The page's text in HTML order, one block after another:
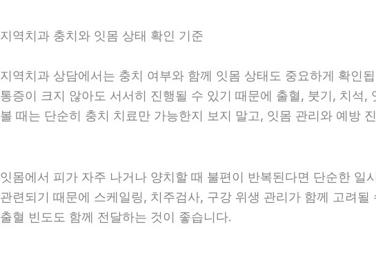
지역치과 충치와 잇몸 상태 확인 기준
지역치과 상담에서는 충치 여부와 함께 잇몸 상태도 중요하게 확인
통증이 크지 않아도 서서히 진행될 수 있기 때문에 출혈, 붓기, 치
볼 때는 단순히 충치 치료만 가능한지 보지 말고, 잇몸 관리와 예방
잇몸에서 피가 자주 나거나 양치할 때 불편이 반복된다면 단순한
관련되기 때문에 스케일링, 치주검사, 구강 위생 관리가 함께 고려
출혈 빈도도 함께 전달하는 것이 좋습니다.